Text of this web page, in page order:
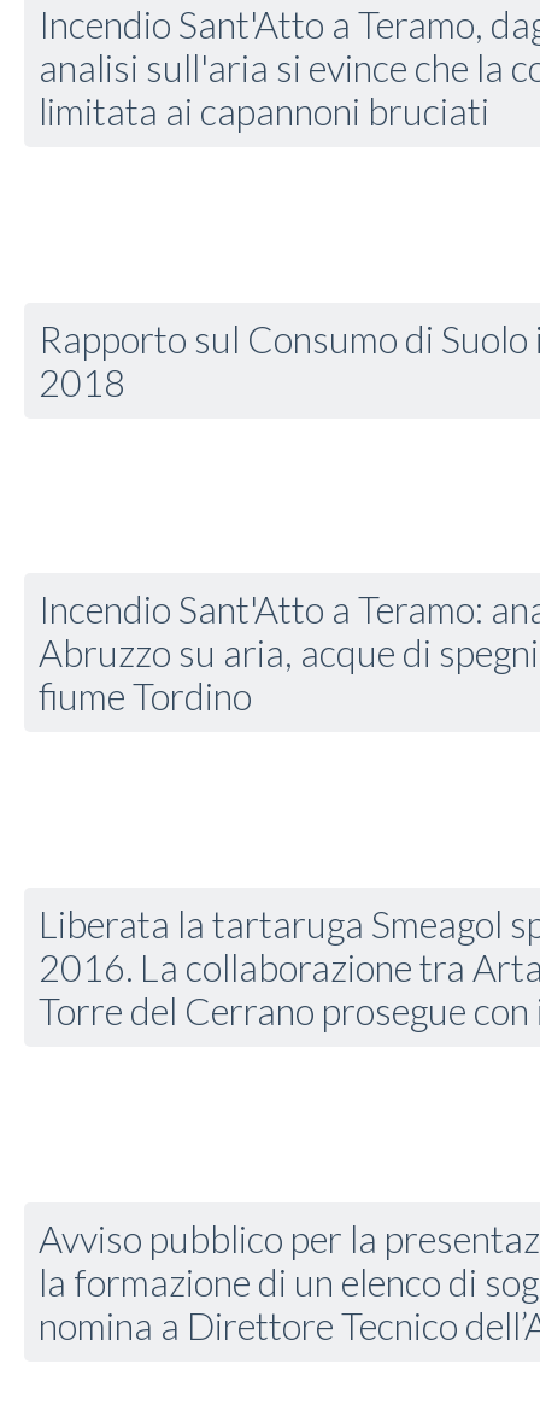
Incendio Sant'Atto a Teramo,
analisi sull'aria si evince che la
limitata ai capannoni bruciati
Rapporto sul Consumo di
2018
Incendio Sant'Atto a Teramo:
Abruzzo su aria, acque di
fiume Tordino
Liberata la tartaruga Smeagol
2016. La collaborazione tra
Torre del Cerrano prosegue
Avviso pubblico per la
la formazione di un elenco di
nomina a Direttore Tecnico